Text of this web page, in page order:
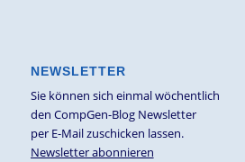
NEWSLETTER
Sie können sich einmal wöchentlich
den CompGen-Blog Newsletter
per E-Mail zuschicken lassen.
Newsletter abonnieren